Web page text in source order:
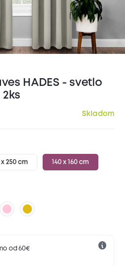
HADES - svetlo
2ks
Skladom
x 250 cm 140 x 160 cm
od 60€